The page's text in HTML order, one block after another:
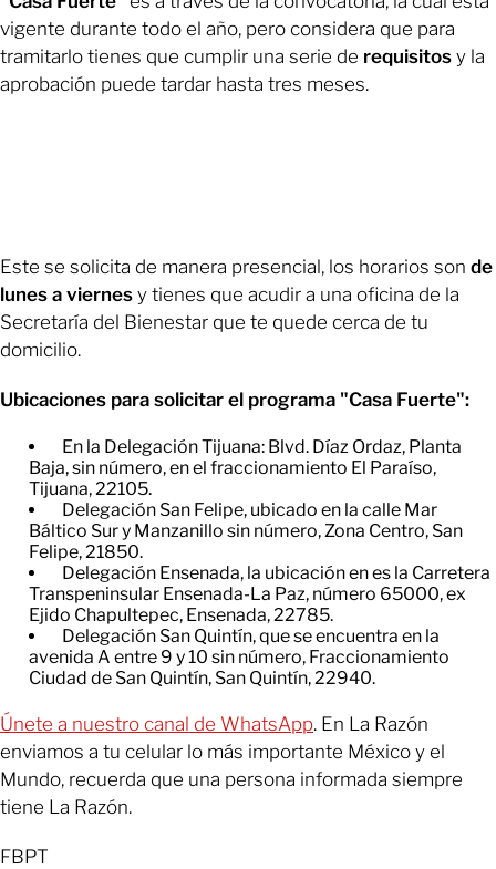
vigente durante todo el año, pero considera que para
tramitarlo tienes que cumplir una serie de requisitos y la
aprobación puede tardar hasta tres meses.
Este se solicita de manera presencial, los horarios son de
lunes a viernes y tienes que acudir a una oficina de la
Secretaría del Bienestar que te quede cerca de tu
domicilio.
Ubicaciones para solicitar el programa "Casa Fuerte":
En la Delegación Tijuana: Blvd. Díaz Ordaz, Planta
Baja, sin número, en el fraccionamiento El Paraíso,
Tijuana, 22105.
Delegación San Felipe, ubicado en la calle Mar
Báltico Sur y Manzanillo sin número, Zona Centro, San
Felipe, 21850.
Delegación Ensenada, la ubicación en es la Carretera
Transpeninsular Ensenada-La Paz, número 65000, ex
Ejido Chapultepec, Ensenada, 22785.
Delegación San Quintín, que se encuentra en la
avenida A entre 9 y 10 sin número, Fraccionamiento
Ciudad de San Quintín, San Quintín, 22940.
Únete a nuestro canal de WhatsApp. En La Razón
enviamos a tu celular lo más importante México y el
Mundo, recuerda que una persona informada siempre
tiene La Razón.
FBPT